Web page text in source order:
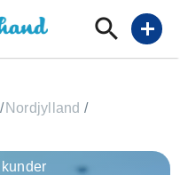
add
/ Nordjylland /